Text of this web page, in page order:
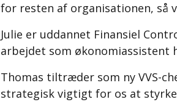
for resten af organisationen, så
Julie er uddannet Finansiel
arbejdet som økonomiassistent
Thomas tiltræder som ny VVS-
strategisk vigtigt for os at